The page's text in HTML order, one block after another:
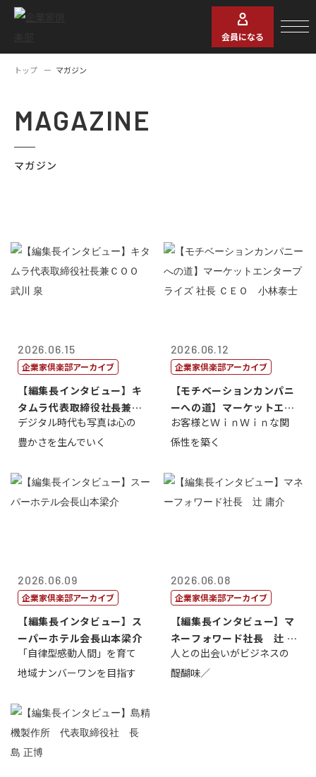
会員になる
トップ マガジン
MAGAZINE
マガジン
2026.06.15
企業家倶楽部アーカイブ
【編集長インタビュー】キ
タムラ代表取締役社長兼Ｃ
ＯＯ 武川 ...
デジタル時代も写真は心の
豊かさを生んでいく
2026.06.12
企業家倶楽部アーカイブ
【モチベーションカンパニ
ーへの道】マーケットエン
タープライズ...
お客様とＷｉｎＷｉｎな関
係性を築く
2026.06.09
企業家倶楽部アーカイブ
【編集長インタビュー】ス
ーパーホテル会長山本梁介
「自律型感動人間」を育て
地域ナンバーワンを目指す
2026.06.08
企業家倶楽部アーカイブ
【編集長インタビュー】マ
ネーフォワード社長 辻 庸
介
人との出会いがビジネスの
醍醐味／